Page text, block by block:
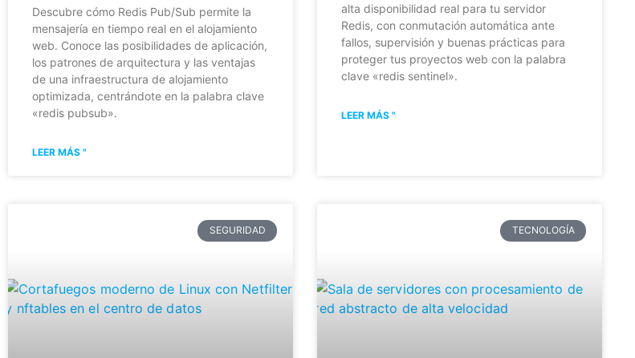
Descubre cómo Redis Pub/Sub permite la
mensajería en tiempo real en el alojamiento
web. Conoce las posibilidades de aplicación,
los patrones de arquitectura y las ventajas
de una infraestructura de alojamiento
optimizada, centrándote en la palabra clave
«redis pubsub».
LEER MÁS "
alta disponibilidad real para tu servidor
Redis, con conmutación automática ante
fallos, supervisión y buenas prácticas para
proteger tus proyectos web con la palabra
clave «redis sentinel».
LEER MÁS "
SEGURIDAD TECNOLOGÍA